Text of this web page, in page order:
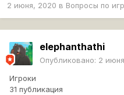
2 июня, 2020 в Вопросы по
elephanthathi
Опубликовано: 2
Игроки
31 публикация